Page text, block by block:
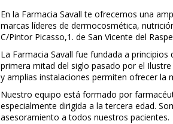
En la Farmacia Savall te ofrecemos una
marcas líderes de dermocosmética,
C/Pintor Picasso,1. de San Vicente del
La Farmacia Savall fue fundada a
primera mitad del siglo pasado por el
y amplias instalaciones permiten ofrecer la
Nuestro equipo está formado por
especialmente dirigida a la tercera edad.
asesoramiento a todos nuestros pacientes.